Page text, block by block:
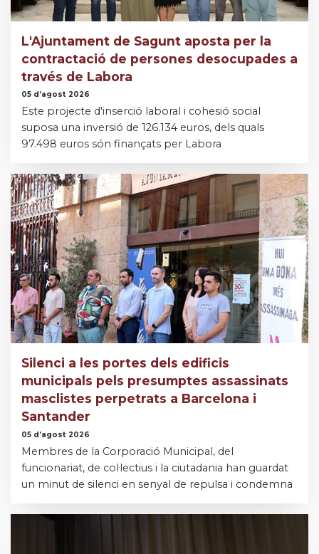
L'Ajuntament de Sagunt aposta per la
contractació de persones desocupades a
través de Labora
05 d’agost 2026
Este projecte d'inserció laboral i cohesió social
suposa una inversió de 126.134 euros, dels quals
97.498 euros són finançats per Labora
Silenci a les portes dels edificis
municipals pels presumptes assassinats
masclistes perpetrats a Barcelona i
Santander
05 d’agost 2026
Membres de la Corporació Municipal, del
funcionariat, de col·lectius i la ciutadania han guardat
un minut de silenci en senyal de repulsa i condemna